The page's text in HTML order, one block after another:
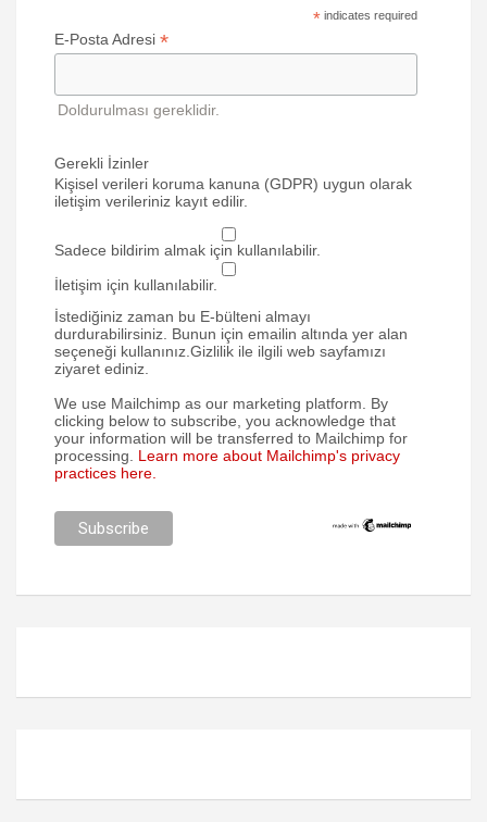
* indicates required
E-Posta Adresi *
Doldurulması gereklidir.
Gerekli İzinler
Kişisel verileri koruma kanuna (GDPR) uygun olarak
iletişim verileriniz kayıt edilir.
Sadece bildirim almak için kullanılabilir.
İletişim için kullanılabilir.
İstediğiniz zaman bu E-bülteni almayı
durdurabilirsiniz. Bunun için emailin altında yer alan
seçeneği kullanınız.Gizlilik ile ilgili web sayfamızı
ziyaret ediniz.
We use Mailchimp as our marketing platform. By
clicking below to subscribe, you acknowledge that
your information will be transferred to Mailchimp for
processing. Learn more about Mailchimp's privacy
practices here.